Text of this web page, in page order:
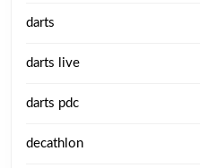
darts
darts live
darts pdc
decathlon